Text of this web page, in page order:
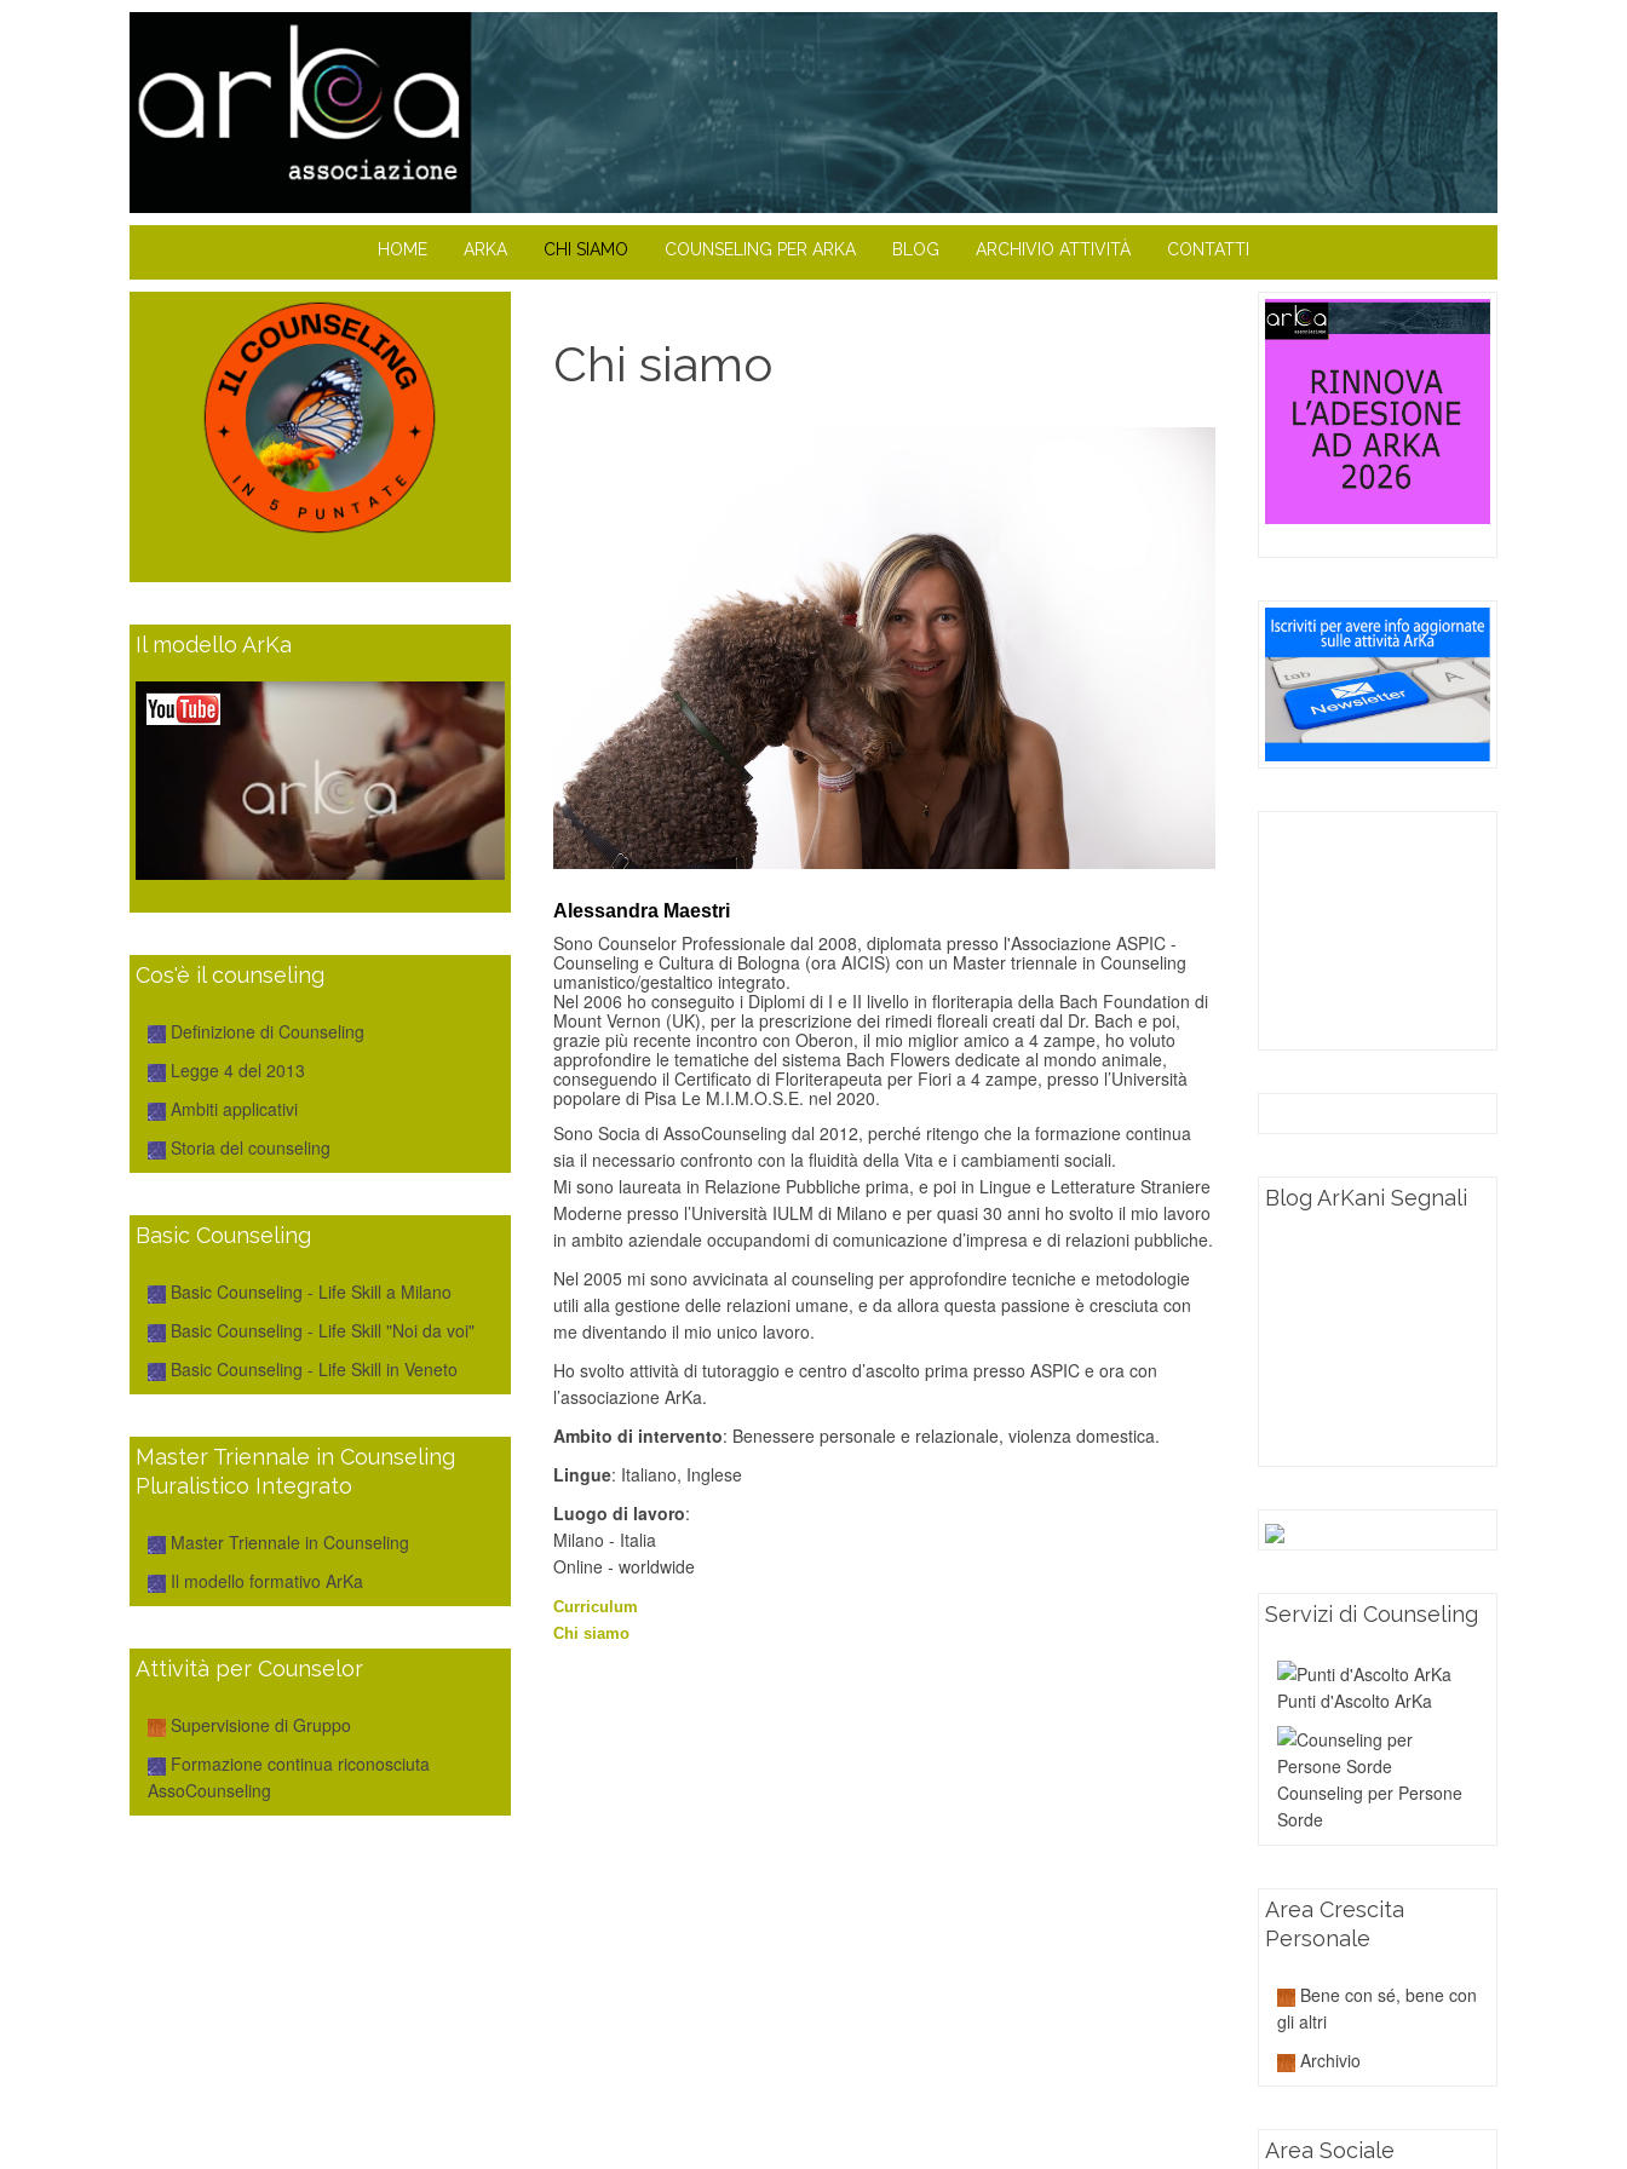
HOME ARKA CHI SIAMO COUNSELING PER ARKA BLOG ARCHIVIO ATTIVITÀ CONTATTI
Chi siamo
Alessandra Maestri
Sono Counselor Professionale dal 2008, diplomata presso l'Associazione ASPIC -
Counseling e Cultura di Bologna (ora AICIS) con un Master triennale in Counseling
umanistico/gestaltico integrato.
Nel 2006 ho conseguito i Diplomi di I e II livello in floriterapia della Bach Foundation di
Mount Vernon (UK), per la prescrizione dei rimedi floreali creati dal Dr. Bach e poi,
grazie più recente incontro con Oberon, il mio miglior amico a 4 zampe, ho voluto
approfondire le tematiche del sistema Bach Flowers dedicate al mondo animale,
conseguendo il Certificato di Floriterapeuta per Fiori a 4 zampe, presso l’Università
popolare di Pisa Le M.I.M.O.S.E. nel 2020.
Sono Socia di AssoCounseling dal 2012, perché ritengo che la formazione continua
sia il necessario confronto con la fluidità della Vita e i cambiamenti sociali.
Mi sono laureata in Relazione Pubbliche prima, e poi in Lingue e Letterature Straniere
Moderne presso l’Università IULM di Milano e per quasi 30 anni ho svolto il mio lavoro
in ambito aziendale occupandomi di comunicazione d’impresa e di relazioni pubbliche.
Nel 2005 mi sono avvicinata al counseling per approfondire tecniche e metodologie
utili alla gestione delle relazioni umane, e da allora questa passione è cresciuta con
me diventando il mio unico lavoro.
Ho svolto attività di tutoraggio e centro d’ascolto prima presso ASPIC e ora con
l’associazione ArKa.
Ambito di intervento: Benessere personale e relazionale, violenza domestica.
Lingue: Italiano, Inglese
Luogo di lavoro:
Milano - Italia
Online - worldwide
Curriculum
Chi siamo
Il modello ArKa
Cos'è il counseling
Definizione di Counseling
Legge 4 del 2013
Ambiti applicativi
Storia del counseling
Basic Counseling
Basic Counseling - Life Skill a Milano
Basic Counseling - Life Skill "Noi da voi"
Basic Counseling - Life Skill in Veneto
Master Triennale in Counseling
Pluralistico Integrato
Master Triennale in Counseling
Il modello formativo ArKa
Attività per Counselor
Supervisione di Gruppo
Formazione continua riconosciuta
AssoCounseling
Blog ArKani Segnali
Servizi di Counseling
Punti d'Ascolto ArKa
Counseling per Persone
Sorde
Area Crescita
Personale
Bene con sé, bene con
gli altri
Archivio
Area Sociale